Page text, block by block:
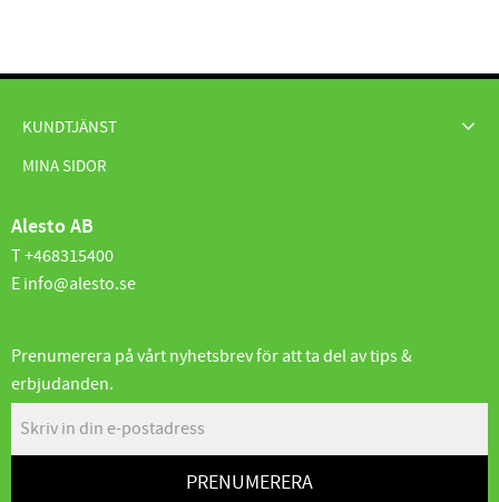
KUNDTJÄNST
MINA SIDOR
Alesto AB
T +468315400
E info@alesto.se
Prenumerera på vårt nyhetsbrev för att ta del av tips &
erbjudanden.
PRENUMERERA